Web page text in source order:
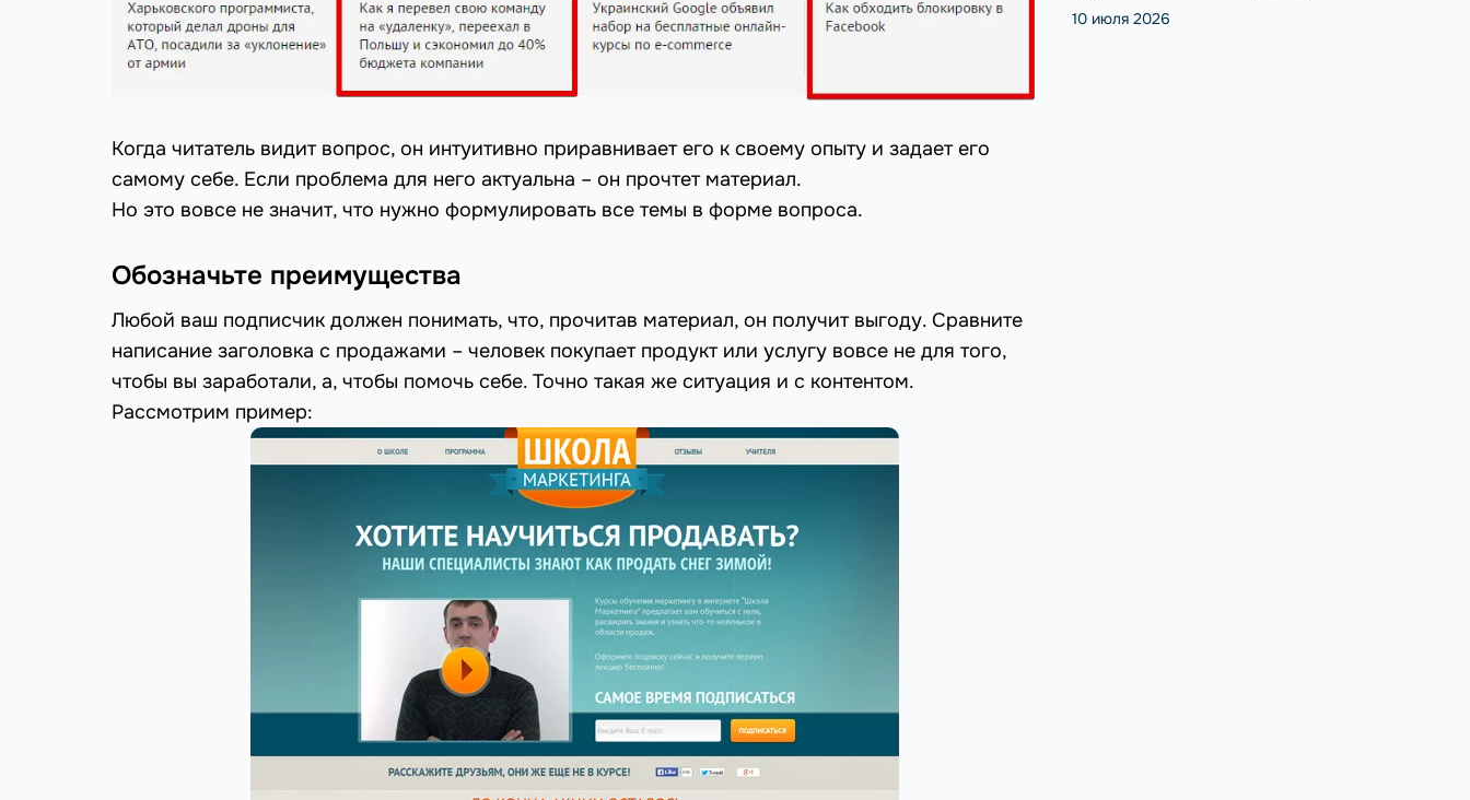
Когда читатель видит вопрос, он интуитивно приравнивает его к своему опыту и задает его
самому себе. Если проблема для него актуальна – он прочтет материал.
Но это вовсе не значит, что нужно формулировать все темы в форме вопроса.
Обозначьте преимущества
Любой ваш подписчик должен понимать, что, прочитав материал, он получит выгоду. Сравните
написание заголовка с продажами – человек покупает продукт или услугу вовсе не для того,
чтобы вы заработали, а, чтобы помочь себе. Точно такая же ситуация и с контентом.
Рассмотрим пример:
10 июля 2026